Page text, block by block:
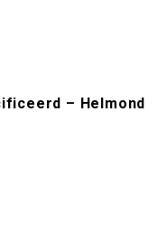
– Helmond